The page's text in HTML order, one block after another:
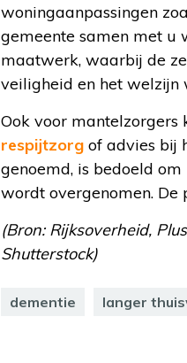
woningaanpassingen
gemeente samen met u
maatwerk, waarbij de
veiligheid en het
Ook voor mantelzorgers
respijtzorg of advies bij
genoemd, is bedoeld
wordt overgenomen.
(Bron: Rijksoverheid,
Shutterstock)
dementie langer